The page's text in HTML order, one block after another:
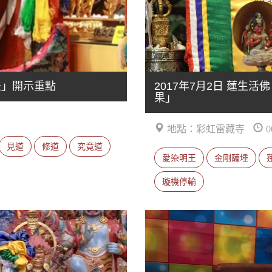
開示重點
見道 修道 究竟道
2017年7月2日 蓮生活
果」
地點：彩虹雷藏寺
愛染明王 金剛薩埵
璇機停輪